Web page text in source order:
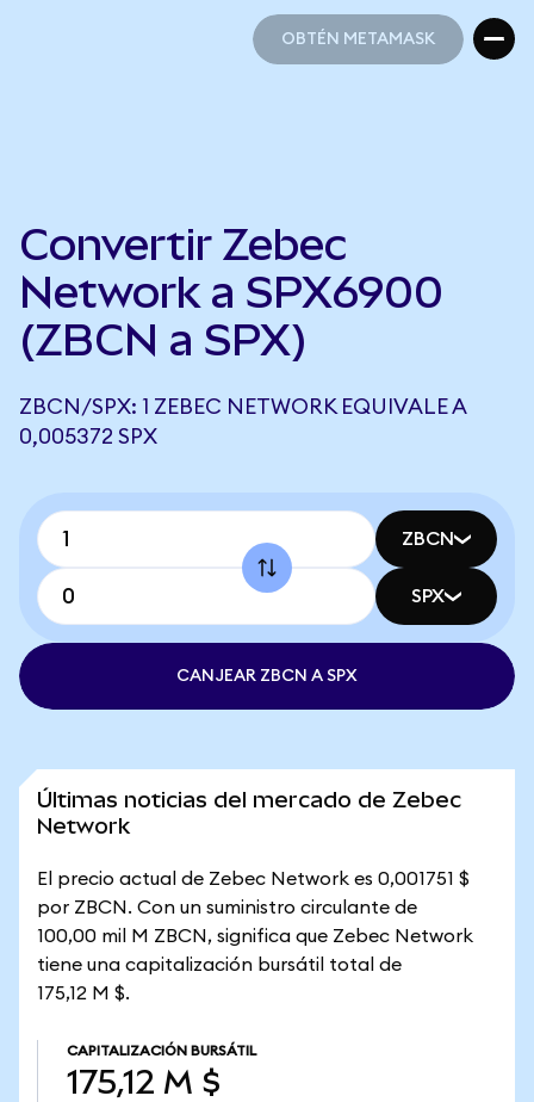
OBTÉN METAMASK
Convertir Zebec
Network a SPX6900
(ZBCN a SPX)
ZBCN/SPX: 1 ZEBEC NETWORK EQUIVALE A
0,005372 SPX
ZBCN
SPX
CANJEAR ZBCN A SPX
Últimas noticias del mercado de Zebec
Network
El precio actual de Zebec Network es 0,001751 $
por ZBCN. Con un suministro circulante de
100,00 mil M ZBCN, significa que Zebec Network
tiene una capitalización bursátil total de
175,12 M $.
CAPITALIZACIÓN BURSÁTIL
175,12 M $